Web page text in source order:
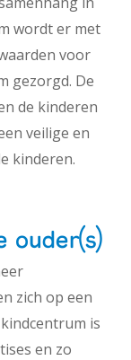
wordt er met
voor
gezorgd. De
de kinderen
veilige en
kinderen.
ouder(s)
zich op een
is
en zo